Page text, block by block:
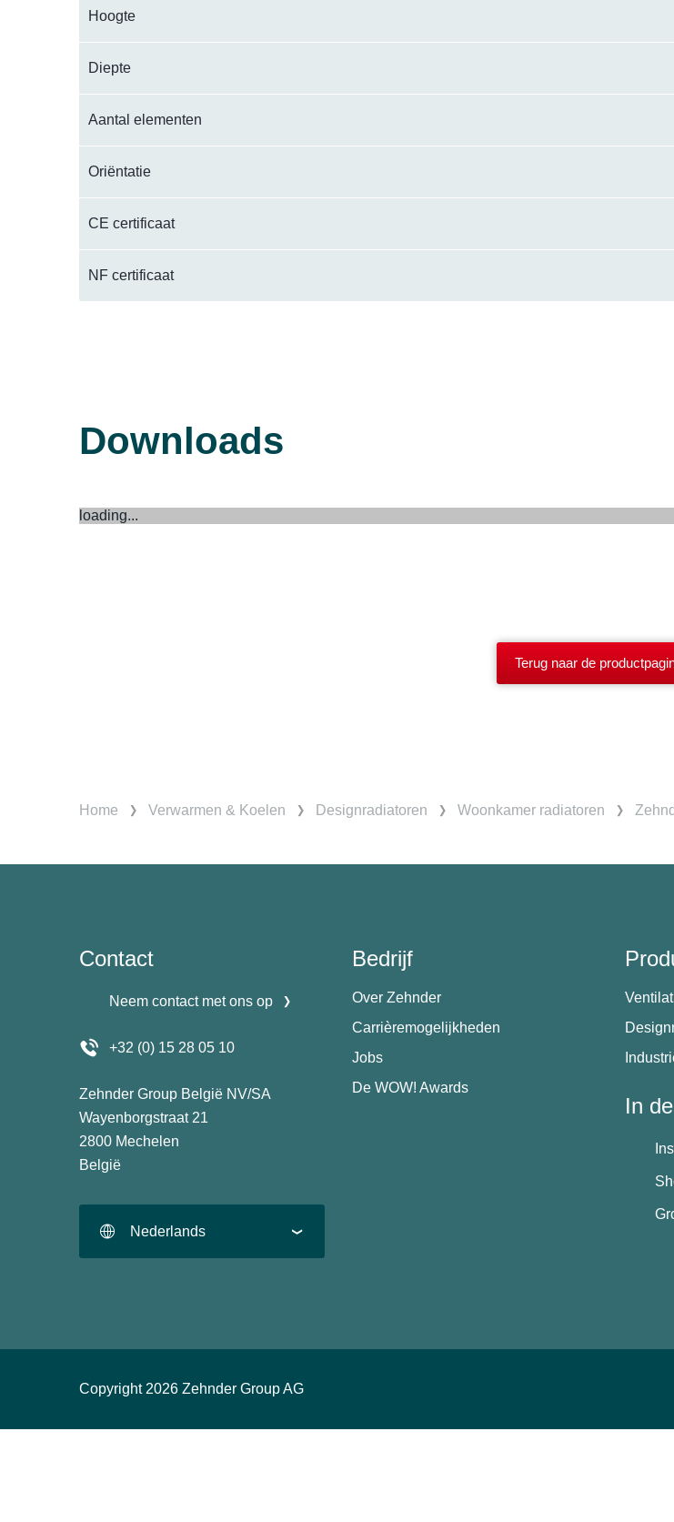
Hoogte
Diepte
Aantal elementen
Oriëntatie
CE certificaat
NF certificaat
Downloads
loading...
Terug naar de
Home Verwarmen & Koelen Designradiatoren Woonkamer radiatoren
Contact
Neem contact met ons op
+32 (0) 15 28 05 10
Zehnder Group België NV/SA
Wayenborgstraat 21
2800 Mechelen
België
Nederlands
Bedrijf
Over Zehnder
Carrièremogelijkheden
Jobs
De WOW! Awards
In
Copyright 2026 Zehnder Group AG